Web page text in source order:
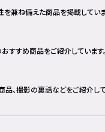
兼ね備えた商品を掲載していま
すすめ商品をご紹介しています。
、撮影の裏話などをご紹介して